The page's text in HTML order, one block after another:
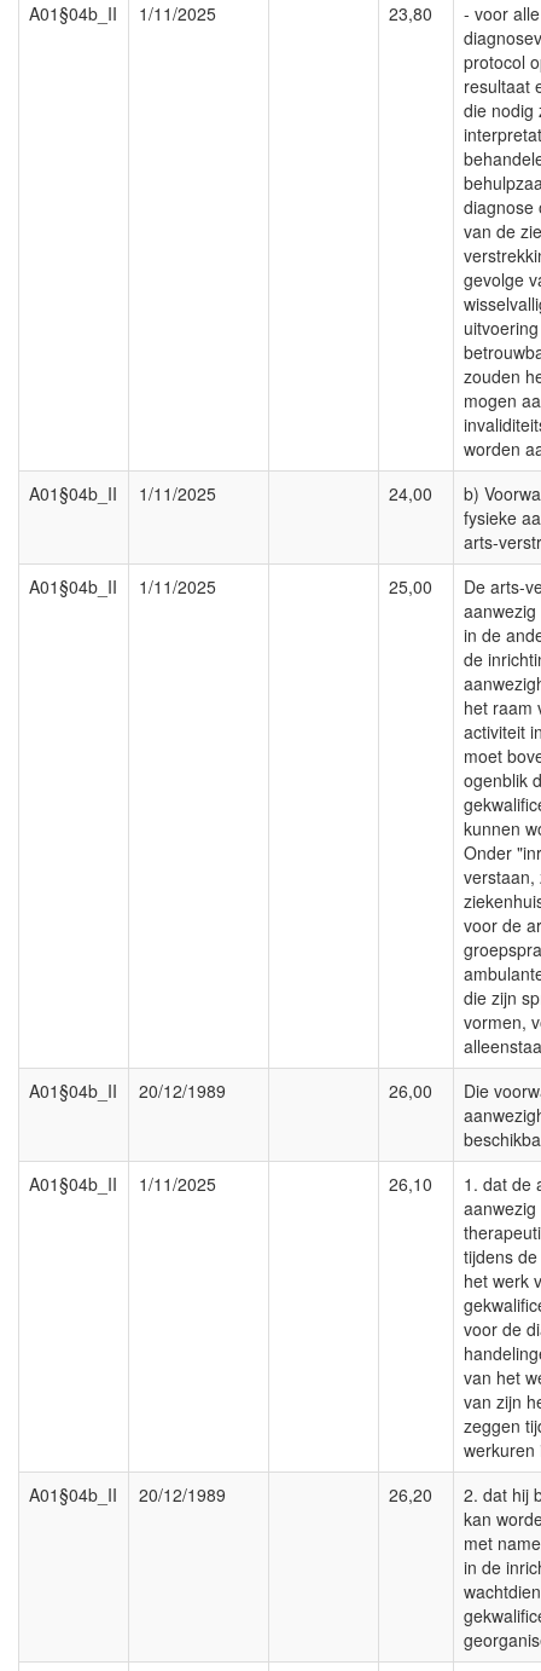
A01§04b_II
1/11/2025 23,80
- voor alle
protocol
resultaat
die nodig
diagnose
van de
gevolge
zouden
mogen
worden
A01§04b_II
1/11/2025 24,00
b)
fysieke
arts-
A01§04b_II
1/11/2025 25,00
De arts-
in de
de
het raam
activiteit
moet
ogenblik
kunnen
Onder
verstaan,
voor de
die zijn
vormen,
A01§04b_II
20/12/1989 26,00
Die
A01§04b_II
1/11/2025 26,10
1. dat de
tijdens
het werk
voor de
van het
van zijn
zeggen
werkuren
A01§04b_II
20/12/1989 26,20
2. dat hij
kan
met
in de